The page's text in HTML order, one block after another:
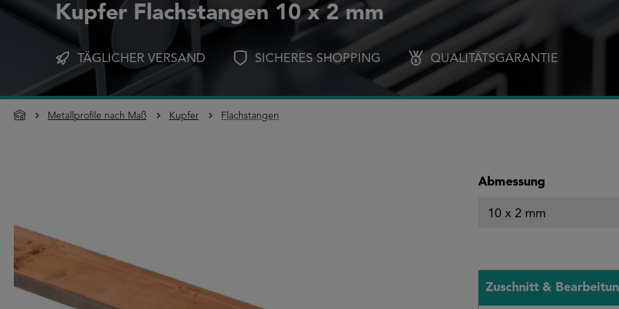
Kupfer Flachstangen 10 x 2 mm
TÄGLICHER VERSAND SICHERES SHOPPING QUALITÄTSGARANTIE
Metallprofile nach Maß Kupfer Flachstangen
Abmessung
Zuschnitt &